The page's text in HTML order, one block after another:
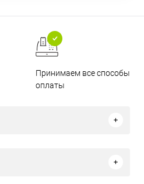
Принимаем все способы
оплаты